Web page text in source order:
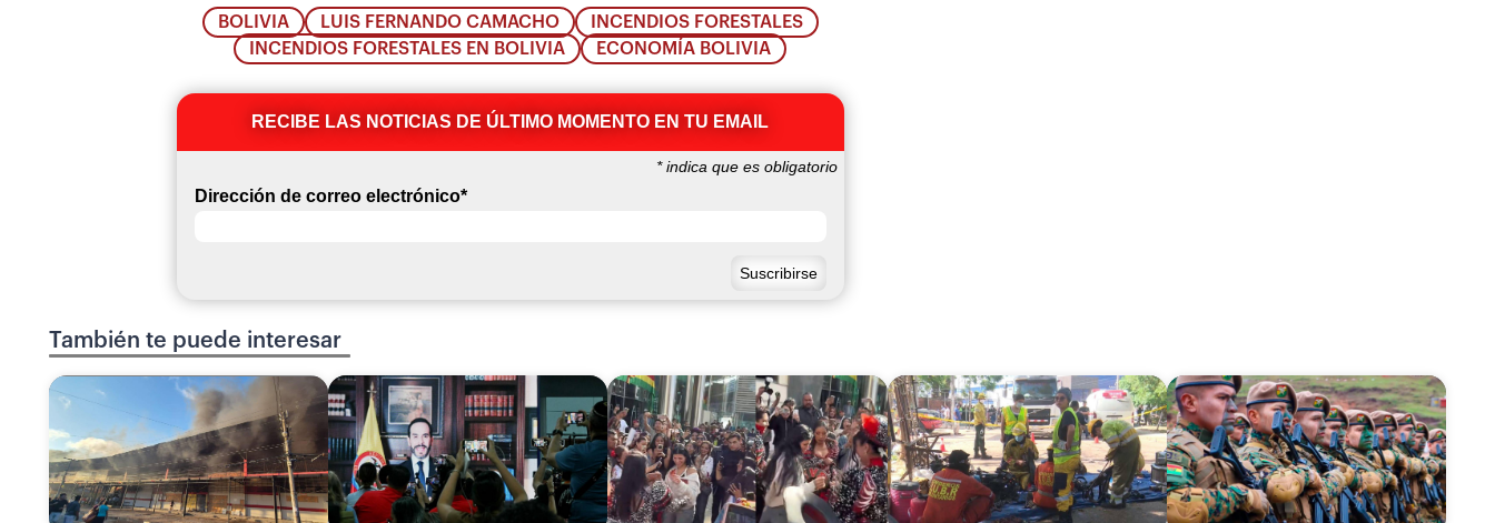
BOLIVIA LUIS FERNANDO CAMACHO
INCENDIOS FORESTALES
INCENDIOS FORESTALES EN BOLIVIA
ECONOMÍA BOLIVIA
RECIBE LAS NOTICIAS DE ÚLTIMO MOMENTO EN TU EMAIL
*indica que es obligatorio
Dirección de correo electrónico*
También te puede interesar